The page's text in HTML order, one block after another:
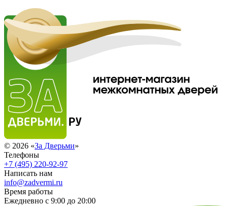
© 2026 «За Дверьми»
Телефоны
+7 (495) 220-92-97
Написать нам
info@zadvermi.ru
Время работы
Ежедневно с 9:00 до 20:00